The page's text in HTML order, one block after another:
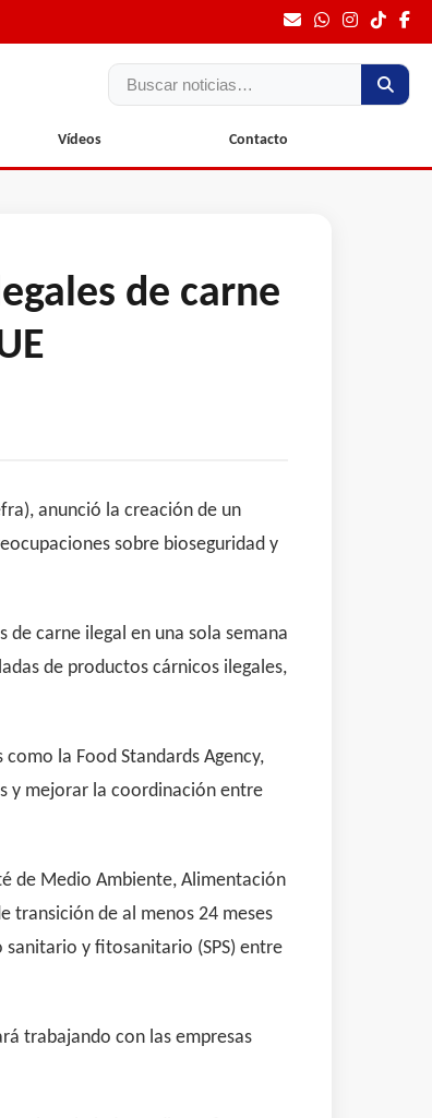
Buscar
Vídeos Contacto
de carne
anunció la creación de un
sobre bioseguridad y
carne ilegal en una sola semana
de productos cárnicos ilegales,
la Food Standards Agency,
y mejorar la coordinación entre
de Medio Ambiente, Alimentación
transición de al menos 24 meses
y fitosanitario (SPS) entre
trabajando con las empresas